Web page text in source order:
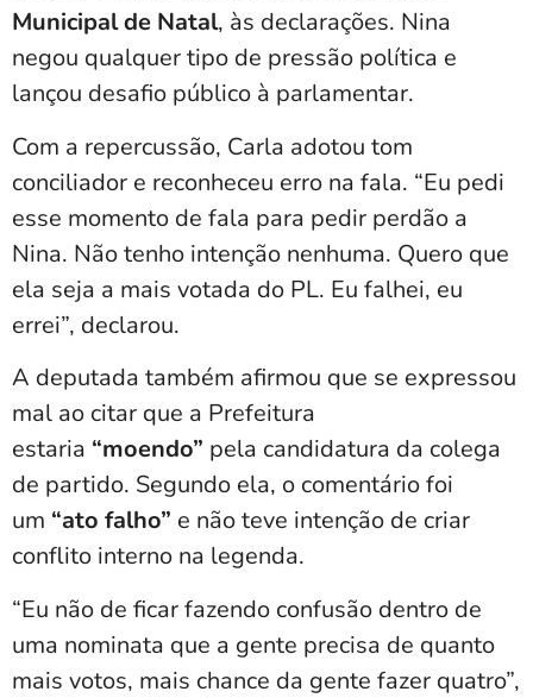
Municipal de Natal, às declarações. Nina
negou qualquer tipo de pressão política e
lançou desafio público à parlamentar.
Com a repercussão, Carla adotou tom
conciliador e reconheceu erro na fala. “Eu pedi
esse momento de fala para pedir perdão a
Nina. Não tenho intenção nenhuma. Quero que
ela seja a mais votada do PL. Eu falhei, eu
errei”, declarou.
A deputada também afirmou que se expressou
mal ao citar que a Prefeitura
estaria “moendo” pela candidatura da colega
de partido. Segundo ela, o comentário foi
um “ato falho” e não teve intenção de criar
conflito interno na legenda.
“Eu não de ficar fazendo confusão dentro de
uma nominata que a gente precisa de quanto
mais votos, mais chance da gente fazer quatro”,